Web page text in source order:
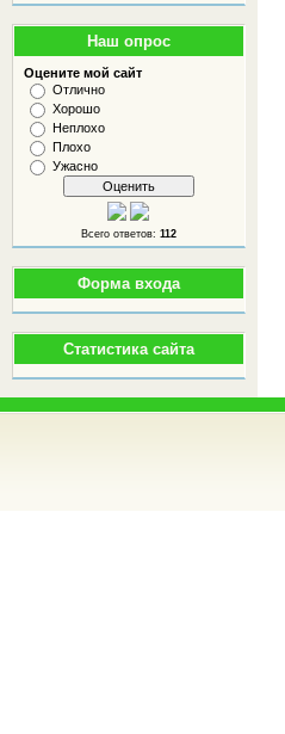
Наш опрос
Оцените мой сайт
Отлично
Хорошо
Неплохо
Плохо
Ужасно
Всего ответов: 112
Форма входа
Статистика сайта